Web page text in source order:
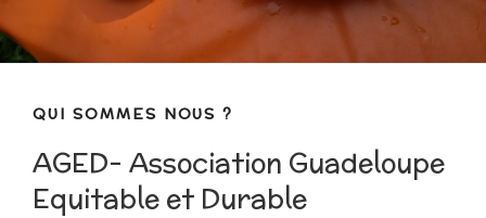
QUI SOMMES NOUS ?
AGED- Association Guadeloupe
Equitable et Durable